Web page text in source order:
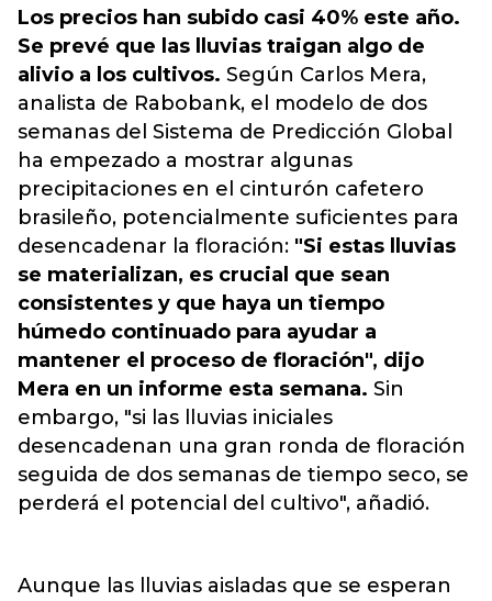
Los precios han subido casi 40% este año.
Se prevé que las lluvias traigan algo de
alivio a los cultivos. Según Carlos Mera,
analista de Rabobank, el modelo de dos
semanas del Sistema de Predicción Global
ha empezado a mostrar algunas
precipitaciones en el cinturón cafetero
brasileño, potencialmente suficientes para
desencadenar la floración: "Si estas lluvias
se materializan, es crucial que sean
consistentes y que haya un tiempo
húmedo continuado para ayudar a
mantener el proceso de floración", dijo
Mera en un informe esta semana. Sin
embargo, "si las lluvias iniciales
desencadenan una gran ronda de floración
seguida de dos semanas de tiempo seco, se
perderá el potencial del cultivo", añadió.
Aunque las lluvias aisladas que se esperan